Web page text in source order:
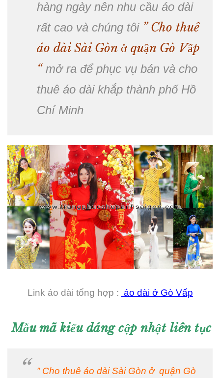
hàng ngày nên nhu cầu áo dài
rất cao và chúng tôi ” Cho thuê
áo dài Sài Gòn ở quận Gò Vấp
“mở ra để phục vụ bán và cho
thuê áo dài khắp thành phố Hồ
Chí Minh
Link áo dài tổng hợp : áo dài ở Gò Vấp
Mẫu mã kiểu dáng cập nhật liên tục
” Cho thuê áo dài Sài Gòn ở quận Gò